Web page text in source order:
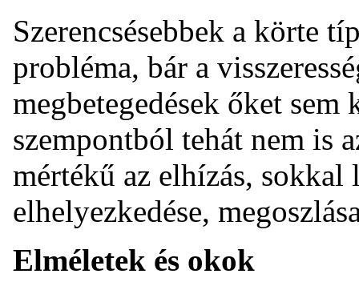
Szerencsésebbek a körte
probléma, bár a
megbetegedések őket
szempontból tehát nem is
mértékű az elhízás, sokkal
elhelyezkedése,
Elméletek és okok